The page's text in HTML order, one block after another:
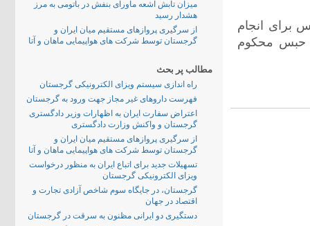
برای انجام
در صورت اثبات جرمشان به 2 تا 4 سال حبس محکوم
میزان تابش اشعه ماورای بنفش در باتومی به مرز
هشدار رسید
از سرگیری پروازهای مستقیم میان ایران و
گرجستان توسط شرکت های هواپیمایی ماهان و آتا
مطالب پر بحث
راه اندازی سیستم ویزای الکترونیکی گرجستان
فهرست داروهای غیر مجاز جهت ورود به گرجستان
اعتراض سفارت ایران به اظهارات وزیر دادگستری
گرجستان و واکنش وزارت دادگستری
از سرگیری پروازهای مستقیم میان ایران و
گرجستان توسط شرکت های هواپیمایی ماهان و آتا
تسهیلات جدید برای اتباع ایران به منظور درخواست
ویزای الکترونیکی گرجستان
گرجستان، در جایگاه سوم شاخص آزادی تجارت و
اقتصاد در جهان
دستگیری دو ایرانی مظنون به سرقت در گرجستان